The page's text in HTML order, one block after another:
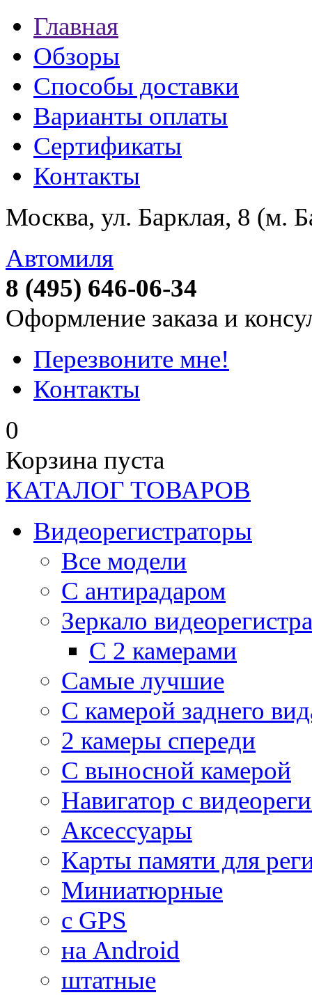
Главная
Обзоры
Способы доставки
Варианты оплаты
Сертификаты
Контакты
Москва, ул. Барклая, 8 (м.
Автомиля
8 (495) 646-06-34
Оформление заказа и
Перезвоните мне!
Контакты
0
Корзина пуста
КАТАЛОГ ТОВАРОВ
Видеорегистраторы
Все модели
C антирадаром
Зеркало
С 2 камерами
Самые лучшие
С камерой заднего
2 камеры спереди
С выносной камерой
Навигатор с
Аксессуары
Карты памяти для
Миниатюрные
с GPS
на Android
штатные